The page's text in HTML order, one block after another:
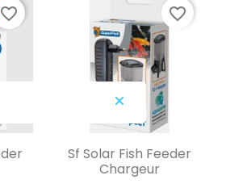
favorite_border
Aperçu rapide
Sf Solar Fish Feeder
Chargeur
favorite_border